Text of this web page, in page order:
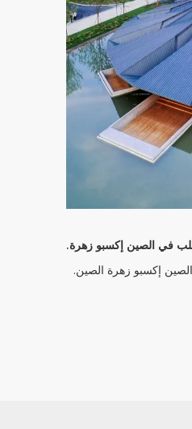
في الصين إكسبو زهرة.
إكسبو زهرة الصين.